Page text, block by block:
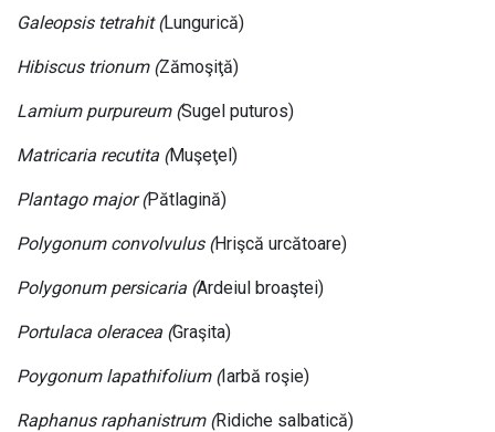
Galeopsis tetrahit (Lungurică)
Hibiscus trionum (Zămoşiţă)
Lamium purpureum (Sugel puturos)
Matricaria recutita (Muşeţel)
Plantago major (Pătlagină)
Polygonum convolvulus (Hrişcă urcătoare)
Polygonum persicaria (Ardeiul broaştei)
Portulaca oleracea (Graşita)
Poygonum lapathifolium (Iarbă roşie)
Raphanus raphanistrum (Ridiche salbatică)